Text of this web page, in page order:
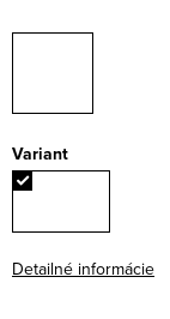
Variant
Detailné informácie